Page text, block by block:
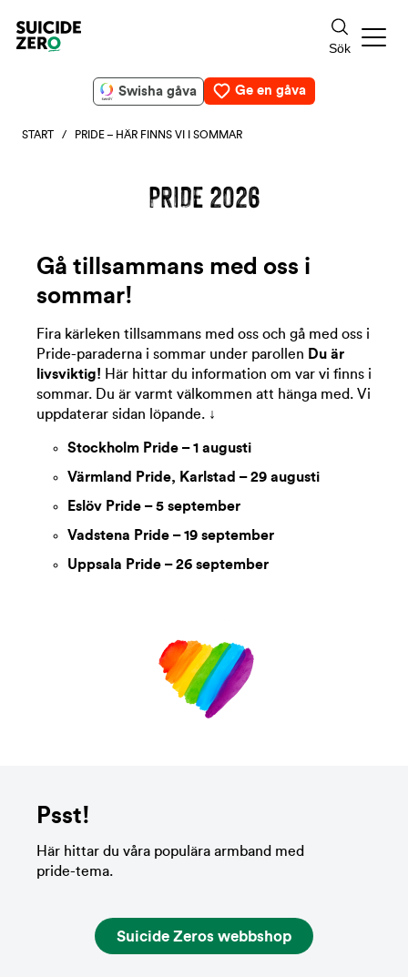
Swisha gåva Ge en gåva
START / PRIDE – HÄR FINNS VI I SOMMAR
PRIDE 2026
Gå tillsammans med oss i
sommar!
Fira kärleken tillsammans med oss och gå med oss i
Pride-paraderna i sommar under parollen Du är
livsviktig! Här hittar du information om var vi finns i
sommar. Du är varmt välkommen att hänga med. Vi
uppdaterar sidan löpande. ↓
Stockholm Pride – 1 augusti
Värmland Pride, Karlstad – 29 augusti
Eslöv Pride – 5 september
Vadstena Pride – 19 september
Uppsala Pride – 26 september
Psst!
Här hittar du våra populära armband med
pride-tema.
Suicide Zeros webbshop